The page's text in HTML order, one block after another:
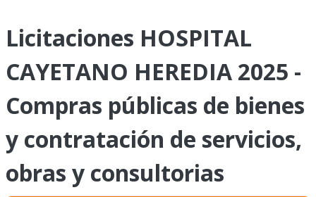
Licitaciones HOSPITAL
CAYETANO HEREDIA 2025 -
Compras públicas de bienes
y contratación de servicios,
obras y consultorias